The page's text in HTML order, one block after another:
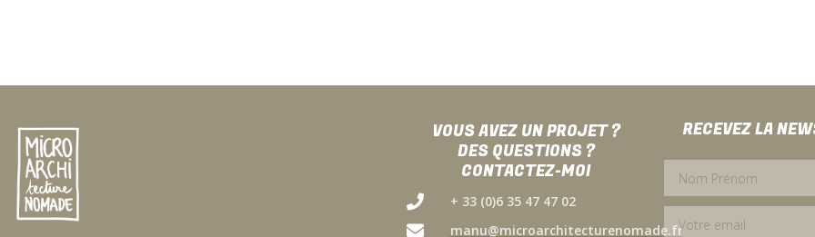
VOUS AVEZ UN PROJET ?
DES QUESTIONS ?
CONTACTEZ-MOI
+ 33 (0)6 35 47 47 02
manu@microarchitecturenomade.fr
RECEVEZ LA